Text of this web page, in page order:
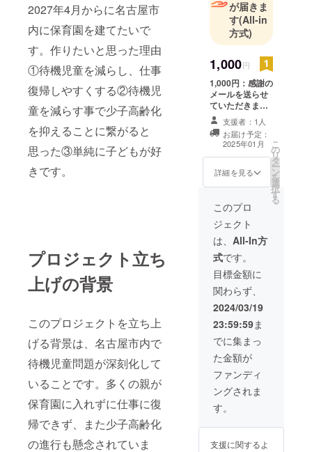
2027年4月からに名古屋市
内に保育園を建てたいで
す。作りたいと思った理由
①待機児童を減らし、仕事
復帰しやすくする②待機児
童を減らす事で少子高齢化
を抑えることに繋がると
思った③単純に子どもが好
きです。
プロジェクト立ち
上げの背景
このプロジェクトを立ち上
げる背景は、名古屋市内で
待機児童問題が深刻化して
いることです。多くの親が
保育園に入れずに仕事に復
帰できず、また少子高齢化
の進行も懸念されていま
が届きま
す(All-in
方式)
1,000円
1,000円：感謝の
メールを送らせ
ていただきま
す。 物件はまだ
確定していませ
ん。2026年4月
頃には確定出来
るようにします
支援者：1人
お届け予定：
2025年01月
詳細を見る
こ
の
リ
タ
ー
ン
を
選
択
す
る
このプロ
ジェクト
は、 All-In方
式です。
目標金額に
関わらず、
2024/03/19
23:59:59ま
でに集まっ
た金額が
ファンディ
ングされま
す。
支援に関するよ